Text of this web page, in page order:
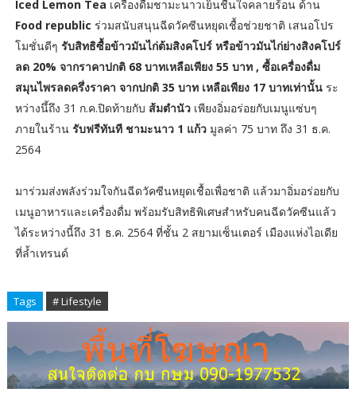
Iced Lemon Tea เครื่องดื่มชามะนาวเย็นชื่นใจคลายร้อน ด้าน
Food republic ร่วมสนับสนุนฉีดวัคซีนหยุดเชื้อช่วยชาติ เสนอโปร
โมชั่นดีๆ รับสิทธิซื้อข้าวมันไก่ต้มสิงคโปร์ หรือข้าวมันไก่ย่างสิงคโปร์
ลด 20% จากราคาปกติ 68 บาทเหลือเพียง 55 บาท , ซื้อเครื่องดื่ม
สมุนไพรลดครึ่งราคา จากปกติ 35 บาท เหลือเพียง 17 บาทเท่านั้น ระ
หว่างนึ้ถึง 31 ก.ค.ปิดท้ายกับ ส้มตำนัว เพียงอิ่มอร่อยกับเมนูแซ่บๆ
ภายในร้านรับฟรีทันที ชามะนาว 1 แก้ว มูลค่า 75 บาท ถึง 31 ธ.ค.
2564
มาร่วมส่งพลังร่วมใจกันฉีดวัคซีนหยุดเชื้อเพื่อชาติ แล้วมาอิ่มอร่อยกับ
เมนูอาหารและเครื่องดื่ม พร้อมรับสิทธิพิเศษสำหรับคนฉีดวัคซีนแล้ว
ได้ระหว่างนี้ถึง 31 ธ.ค. 2564 ที่ชั้น 2 สยามเซ็นเตอร์ เมืองแห่งไอเดีย
ที่ล้ำเทรนด์
Tags # Lifestyle